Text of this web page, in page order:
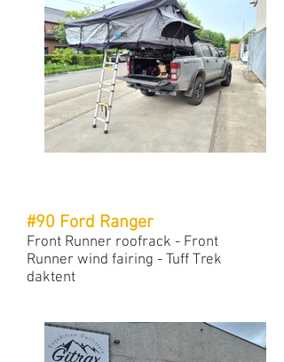
#90 Ford Ranger
Front Runner roofrack - Front
Runner wind fairing - Tuff Trek
daktent